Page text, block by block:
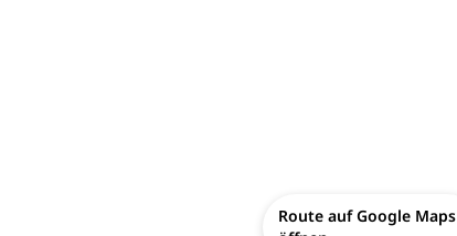
Route auf Google Maps